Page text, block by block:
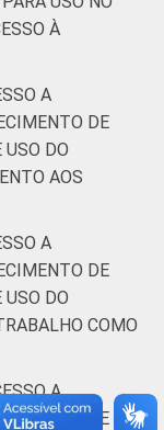
93
94
À
A
DE
USO DO
AOS
A
DE
USO DO
COMO
A
DE